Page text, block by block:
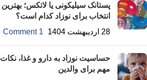
پستانک سیلیکونی یا لاتکس؛ بهترین
انتخاب برای نوزاد کدام است؟
28 اردیبهشت 1404
1 Comment
حساسیت نوزاد به دارو و غذا، نکات
مهم برای والدین